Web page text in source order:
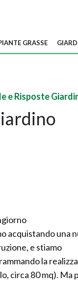
GRASSE
e Risposte
acquistando una
e stiamo
la
circa 80 mq). Ma